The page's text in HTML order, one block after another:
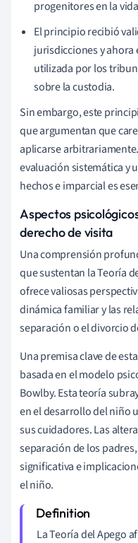
progenitores en la
El principio recibió
jurisdicciones y
utilizada por los
sobre la custodia.
Sin embargo, este
que argumentan que
aplicarse
evaluación sistemática y
hechos e imparcial es
Aspectos
derecho de visita
Una comprensión
que sustentan la Teoría
ofrece valiosas
dinámica familiar y las
separación o el divorcio
Una premisa clave de
basada en el modelo
Bowlby. Esta teoría
en el desarrollo del niño
sus cuidadores. Las
separación de los
significativa e
el niño.
La Teoría del Apego